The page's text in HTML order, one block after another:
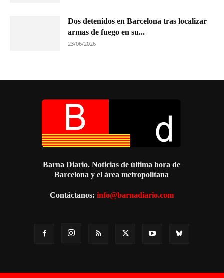
Dos detenidos en Barcelona tras localizar
armas de fuego en su...
23/06/2026
Barna Diario. Noticias de última hora de
Barcelona y el área metropolitana
Contáctanos: info@barnadiario.com